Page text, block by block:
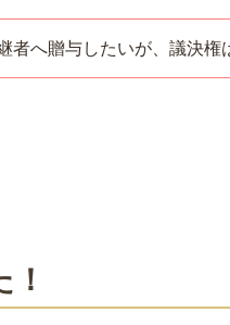
者へ贈与したいが、議決権